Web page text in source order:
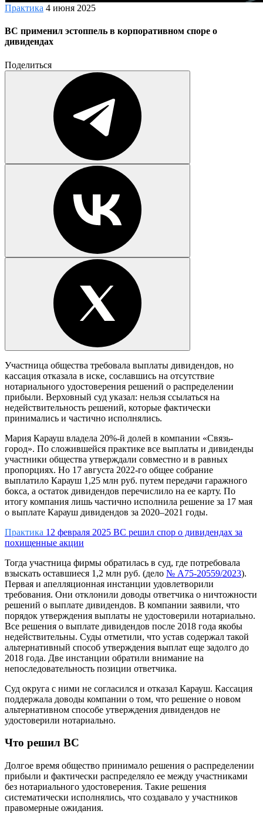
Практика 4 июня 2025
ВС применил эстоппель в корпоративном споре о
дивидендах
Поделиться
Участница общества требовала выплаты дивидендов, но
кассация отказала в иске, сославшись на отсутствие
нотариального удостоверения решений о распределении
прибыли. Верховный суд указал: нельзя ссылаться на
недействительность решений, которые фактически
принимались и частично исполнялись.
Мария Карауш владела 20%-й долей в компании «Связь-
город». По сложившейся практике все выплаты и дивиденды
участники общества утверждали совместно и в равных
пропорциях. Но 17 августа 2022-го общее собрание
выплатило Карауш 1,25 млн руб. путем передачи гаражного
бокса, а остаток дивидендов перечислило на ее карту. По
итогу компания лишь частично исполнила решение за 17 мая
о выплате Карауш дивидендов за 2020–2021 годы.
Практика 12 февраля 2025 ВС решил спор о дивидендах за
похищенные акции
Тогда участница фирмы обратилась в суд, где потребовала
взыскать оставшиеся 1,2 млн руб. (дело № А75-20559/2023).
Первая и апелляционная инстанции удовлетворили
требования. Они отклонили доводы ответчика о ничтожности
решений о выплате дивидендов. В компании заявили, что
порядок утверждения выплаты не удостоверили нотариально.
Все решения о выплате дивидендов после 2018 года якобы
недействительны. Суды отметили, что устав содержал такой
альтернативный способ утверждения выплат еще задолго до
2018 года. Две инстанции обратили внимание на
непоследовательность позиции ответчика.
Суд округа с ними не согласился и отказал Карауш. Кассация
поддержала доводы компании о том, что решение о новом
альтернативном способе утверждения дивидендов не
удостоверили нотариально.
Что решил ВС
Долгое время общество принимало решения о распределении
прибыли и фактически распределяло ее между участниками
без нотариального удостоверения. Такие решения
систематически исполнялись, что создавало у участников
правомерные ожидания.